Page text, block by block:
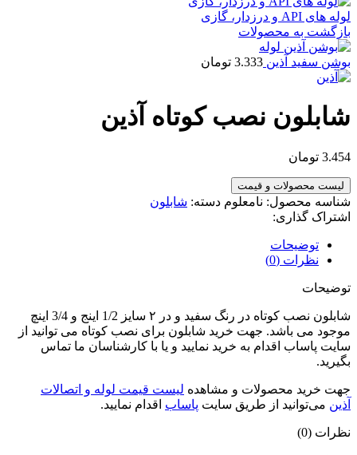
لوله های API و درزدار، گازی
بازگشت به محصولات
بوشن سفید آذین 3.333 تومان
شابلون نصب کوتاه آذین
3.454 تومان
لیست محصولات و قیمت
شناسه محصول: نامعلوم دسته: شابلون
اشتراک گذاری:
توضیحات
نظرات (0)
توضیحات
شابلون نصب کوتاه در رنگ سفید و در ۲ سایز 1/2 اینج و 3/4 اینچ
موجود می باشد. جهت خرید شابلون برای نصب کوتاه می توانید از
سایت پاساب اقدام به خرید نمایید و یا با کارشناسان ما تماس
بگیرید.
جهت خرید محصولات و مشاهده لیست قیمت لوله و اتصالات
آذین می‌توانید از طریق سایت پاساب اقدام نمایید.
نظرات (0)